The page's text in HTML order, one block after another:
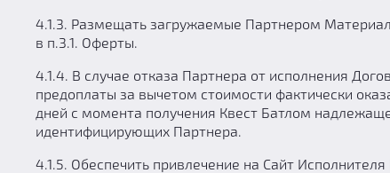
4.1.3. Размещать загружаемые Партнером
в п.3.1. Оферты.
4.1.4. В случае отказа Партнера от исполнения
предоплаты за вычетом стоимости фактически
дней с момента получения Квест Батлом
идентифицирующих Партнера.
4.1.5. Обеспечить привлечение на Сайт